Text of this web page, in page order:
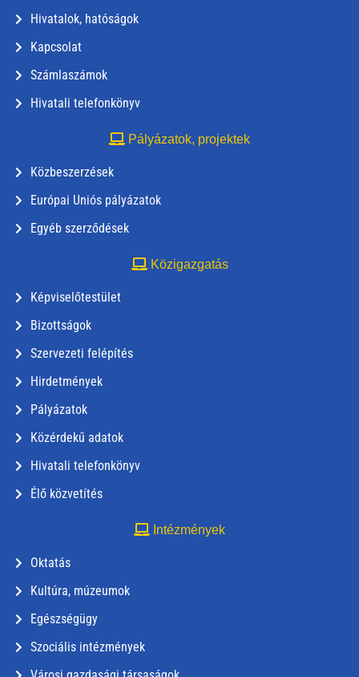
Hivatalok, hatóságok
Kapcsolat
Számlaszámok
Hivatali telefonkönyv
Pályázatok, projektek
Közbeszerzések
Európai Uniós pályázatok
Egyéb szerződések
Közigazgatás
Képviselőtestület
Bizottságok
Szervezeti felépítés
Hirdetmények
Pályázatok
Közérdekű adatok
Hivatali telefonkönyv
Élő közvetítés
Intézmények
Oktatás
Kultúra, múzeumok
Egészségügy
Szociális intézmények